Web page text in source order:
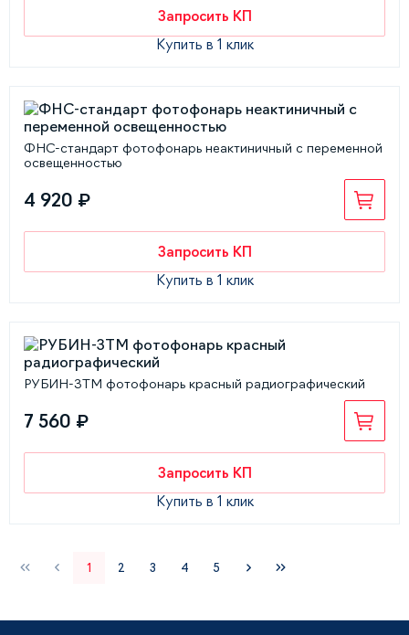
Запросить КП
Купить в 1 клик
ФНС-стандарт фотофонарь неактиничный с переменной
освещенностью
4 920 ₽
Запросить КП
Купить в 1 клик
РУБИН-3ТМ фотофонарь красный радиографический
7 560 ₽
Запросить КП
Купить в 1 клик
1 2 3 4 5